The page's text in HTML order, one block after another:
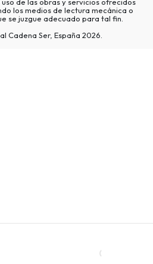
los medios de lectura mecánica o
se juzgue adecuado para tal fin.
Cadena Ser, España 2026.